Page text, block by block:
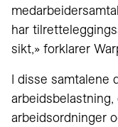
har
sikt,» forklarer
I disse
arbeidsordninger